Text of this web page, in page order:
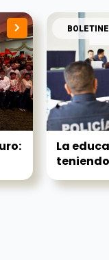
La